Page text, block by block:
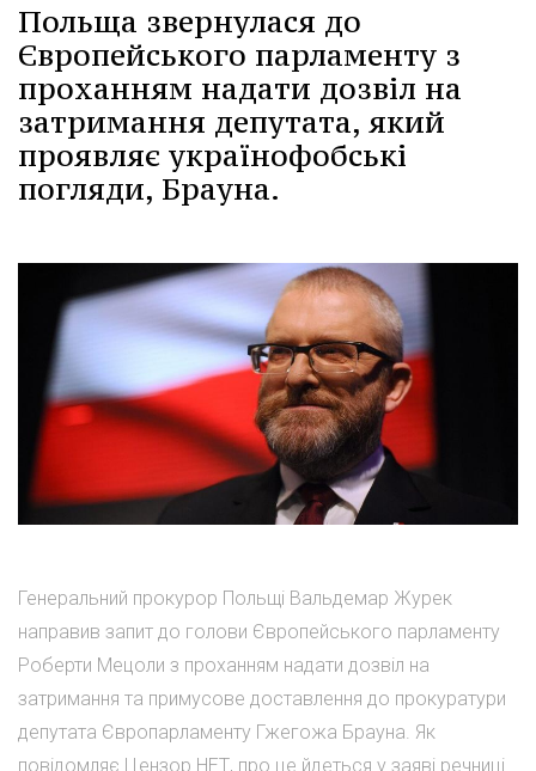
Польща звернулася до
Європейського парламенту з
проханням надати дозвіл на
затримання депутата, який
проявляє українофобські
погляди, Брауна.
Генеральний прокурор Польщі Вальдемар Журек
направив запит до голови Європейського парламенту
Роберти Мецоли з проханням надати дозвіл на
затримання та примусове доставлення до прокуратури
депутата Європарламенту Гжегожа Брауна. Як
повідомляє Цензор.НЕТ, про це йдеться у заяві речниці